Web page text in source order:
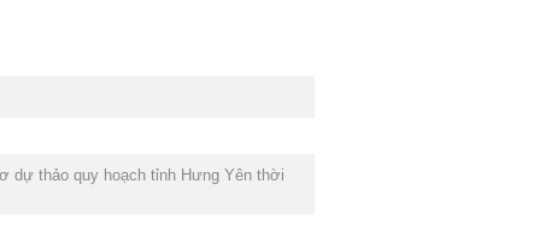
dự thảo quy hoạch tỉnh Hưng Yên thời